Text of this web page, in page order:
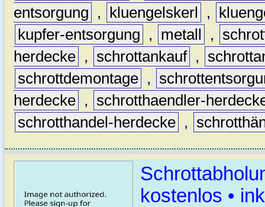
entsorgung
, kluengelskerl ,
kupfer-entsorgung
, metall ,
herdecke , schrottankauf ,
schrottdemontage ,
herdecke ,
schrotthaendler-
schrotthandel-herdecke ,
kostenlos •